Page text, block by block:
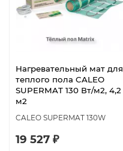
Нагревательный мат для
теплого пола CALEO
SUPERMAT 130 Вт/м2, 4,2
м2
CALEO SUPERMAT 130W
19 527 ₽